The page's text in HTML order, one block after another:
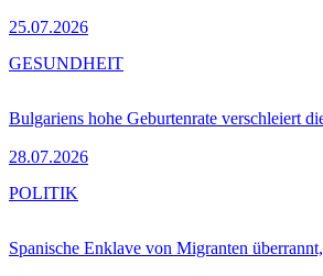
25.07.2026
Bulgariens hohe Geburtenrate verschleiert
28.07.2026
GESUNDHEIT
Spanische Enklave von Migranten
POLITIK